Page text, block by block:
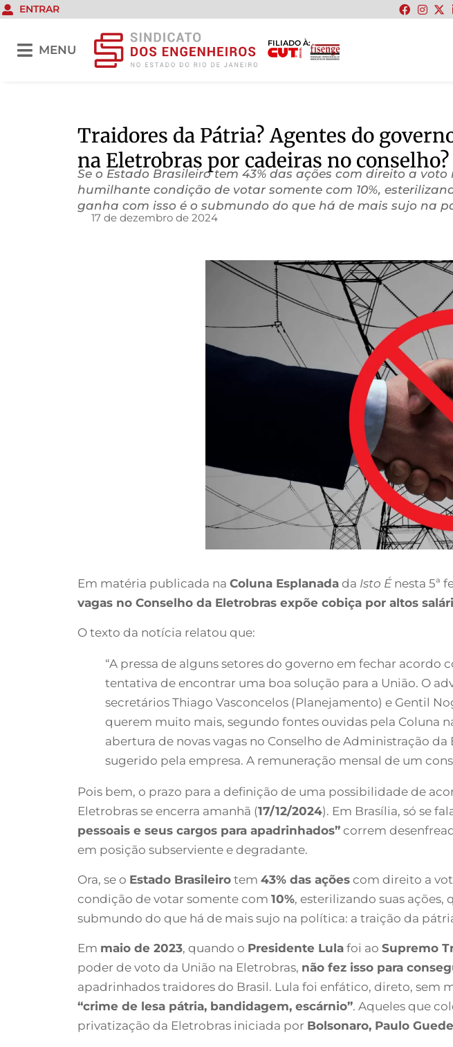
ENTRAR
MENU
FILIADO À:
Traidores da Pátria? Agentes do
na Eletrobras por cadeiras no conselho?
Se o Estado Brasileiro tem 43% das ações com direito a
humilhante condição de votar somente com 10%,
ganha com isso é o submundo do que há de mais sujo na
17 de dezembro de 2024
Em matéria publicada na Coluna Esplanada da Isto Énesta 5ª
vagas no Conselho da Eletrobras expõe cobiça por altos
O texto da notícia relatou que:
“A pressa de alguns setores do governo em fechar
tentativa de encontrar uma boa solução para a União. O
secretários Thiago Vasconcelos (Planejamento) e Gentil
querem muito mais, segundo fontes ouvidas pela Coluna
abertura de novas vagas no Conselho de Administração
sugerido pela empresa. A remuneração mensal de um
Pois bem, o prazo para a definição de uma possibilidade de
Eletrobras se encerra amanhã (17/12/2024). Em Brasília, só se
pessoais e seus cargos para apadrinhados” correm
em posição subserviente e degradante.
Ora, se o Estado Brasileiro tem 43% das ações com direito a
condição de votar somente com 10%, esterilizando suas ações,
submundo do que há de mais sujo na política: a traição da
Em maio de 2023, quando o Presidente Lula foi ao Supremo
poder de voto da União na Eletrobras, não fez isso para
apadrinhados traidores do Brasil. Lula foi enfático, direto, sem
“crime de lesa pátria, bandidagem, escárnio”. Aqueles que
privatização da Eletrobras iniciada por Bolsonaro, Paulo